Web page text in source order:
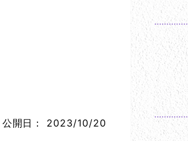
公開日： 2023/10/20